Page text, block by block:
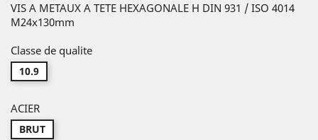
VIS A METAUX A TETE HEXAGONALE H DIN 931 / ISO 4014
M24x130mm
Classe de qualite
10.9
ACIER
BRUT